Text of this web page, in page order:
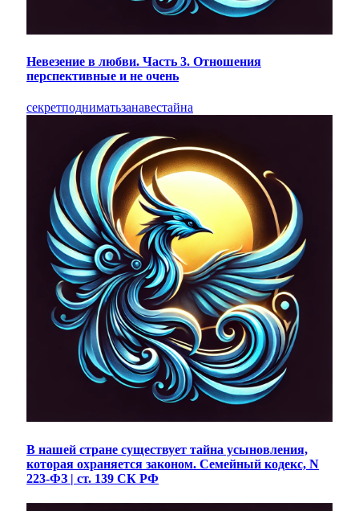
Невезение в любви. Часть 3. Отношения
перспективные и не очень
секретподниматьзанавестайна
В нашей стране существует тайна усыновления,
которая охраняется законом. Семейный кодекс, N
223-ФЗ | ст. 139 СК РФ